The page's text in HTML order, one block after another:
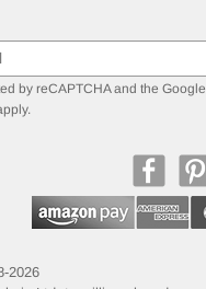
by reCAPTCHA and the Google
2026